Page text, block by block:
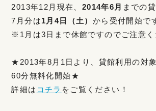
2013年12月現在、 2014年6月 までの
7月分は1月4日（土） から受付開始で
※1月は3日まで休館ですのでご注意く
★2013年8月1日より、貸館利用の対
60分無料化開始★
詳細は コチラ をご覧ください！